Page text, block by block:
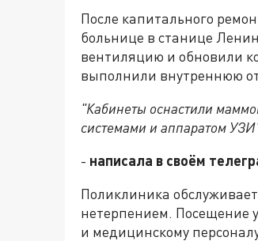
После капитального
больнице в станице
вентиляцию и обновили
выполнили внутреннюю
"Кабинеты оснастили
системами и аппаратом
- написала в своём
Поликлиника
нетерпением. Посещение
и медицинскому